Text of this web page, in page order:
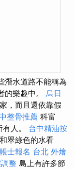
潛水道路不能稱為
的樂趣中。 烏日
，而且還依靠假
整骨推薦 科富
人。 台中精油按
翠綠色的水看
士報名 台北 外燴
整 島上有許多節